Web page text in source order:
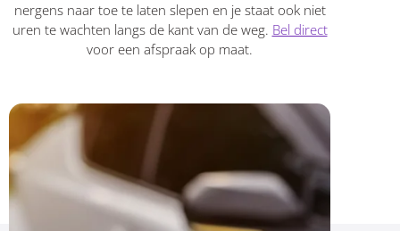
nergens naar toe te laten slepen en je staat ook niet
uren te wachten langs de kant van de weg. Bel direct
voor een afspraak op maat.